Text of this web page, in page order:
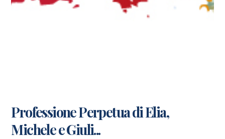
Professione Perpetua di Elia,
Michele e Giuli...